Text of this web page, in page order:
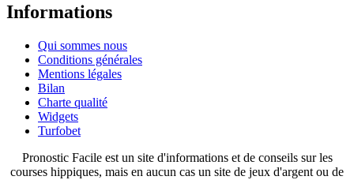
Informations
Qui sommes nous
Conditions générales
Mentions légales
Bilan
Charte qualité
Widgets
Turfobet
Pronostic Facile est un site d'informations et de conseils sur les
courses hippiques, mais en aucun cas un site de jeux d'argent ou de